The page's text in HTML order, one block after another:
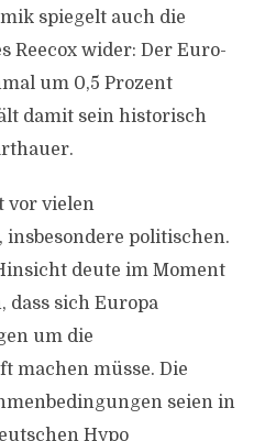
spiegelt auch die
Reecox wider: Der Euro-
um 0,5 Prozent
damit sein historisch
vor vielen
politischen.
deute im Moment
dass sich Europa
um die
machen müsse. Die
seien in
Hypo